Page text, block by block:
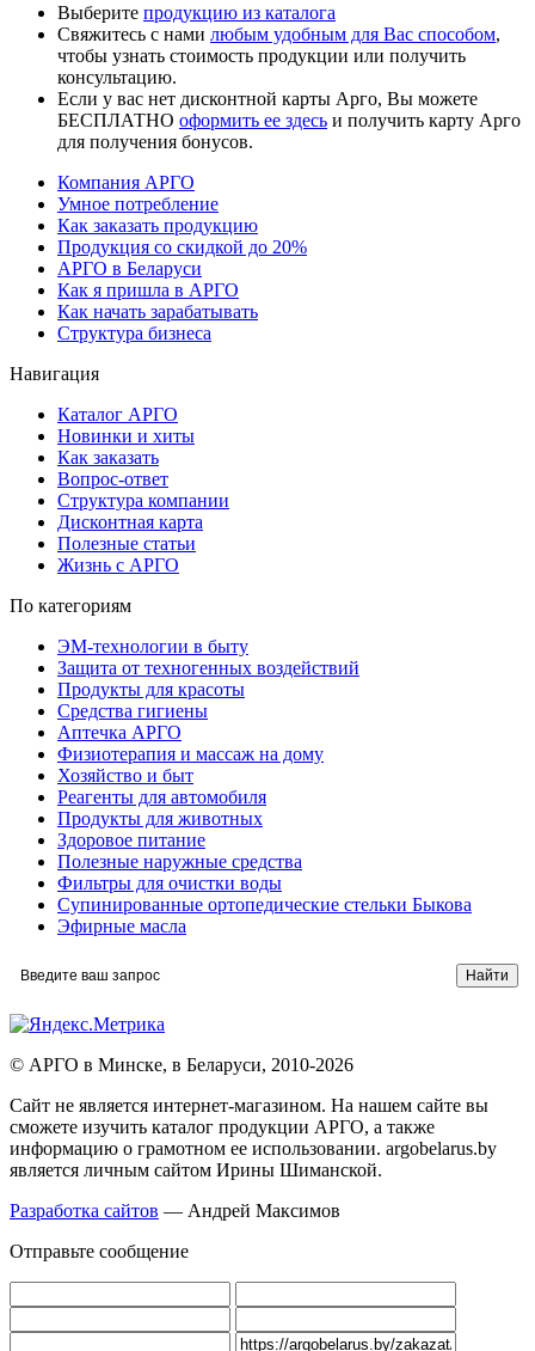
Выберите продукцию из каталога
Свяжитесь с нами любым удобным для Вас способом,
чтобы узнать стоимость продукции или получить
консультацию.
Если у вас нет дисконтной карты Арго, Вы можете
БЕСПЛАТНО оформить ее здесь и получить карту Арго
для получения бонусов.
Компания АРГО
Умное потребление
Как заказать продукцию
Продукция со скидкой до 20%
АРГО в Беларуси
Как я пришла в АРГО
Как начать зарабатывать
Структура бизнеса
Навигация
Каталог АРГО
Новинки и хиты
Как заказать
Вопрос-ответ
Структура компании
Дисконтная карта
Полезные статьи
Жизнь с АРГО
По категориям
ЭМ-технологии в быту
Защита от техногенных воздействий
Продукты для красоты
Средства гигиены
Аптечка АРГО
Физиотерапия и массаж на дому
Хозяйство и быт
Реагенты для автомобиля
Продукты для животных
Здоровое питание
Полезные наружные средства
Фильтры для очистки воды
Супинированные ортопедические стельки Быкова
Эфирные масла
© АРГО в Минске, в Беларуси, 2010-2026
Cайт не является интернет-магазином. На нашем сайте вы
сможете изучить каталог продукции АРГО, а также
информацию о грамотном ее использовании. argobelarus.by
является личным сайтом Ирины Шиманской.
Разработка сайтов — Андрей Максимов
Отправьте сообщение